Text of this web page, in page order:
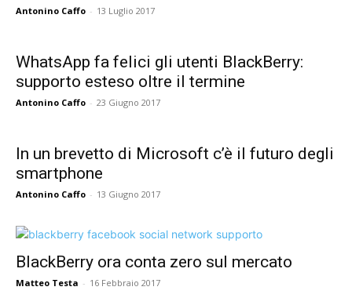
Antonino Caffo - 13 Luglio 2017
WhatsApp fa felici gli utenti BlackBerry:
supporto esteso oltre il termine
Antonino Caffo - 23 Giugno 2017
In un brevetto di Microsoft c’è il futuro degli
smartphone
Antonino Caffo - 13 Giugno 2017
BlackBerry ora conta zero sul mercato
Matteo Testa - 16 Febbraio 2017